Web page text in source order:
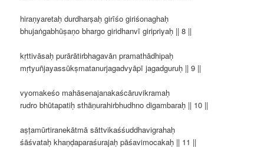
hiraṇyaretaḥ durdharṣaḥ girīśo giriśonaghaḥ
bhujaṅgabhūṣaṇo bhargo giridhanvī giripriyaḥ || 8 ||
kṛttivāsaḥ purārātirbhagavān pramathādhipaḥ
mṛtyuñjayassūkṣmatanurjagadvyāpī jagadguruḥ || 9 ||
vyomakeśo mahāsenajanakaścāruvikramaḥ
rudro bhūtapatiḥ sthāṇurahirbhudhno digambaraḥ || 10 ||
aṣṭamūrtiranekātmā sāttvikaśśuddhavigrahaḥ
śāśvataḥ khaṇḍaparaśurajaḥ pāśavimocakaḥ || 11 ||